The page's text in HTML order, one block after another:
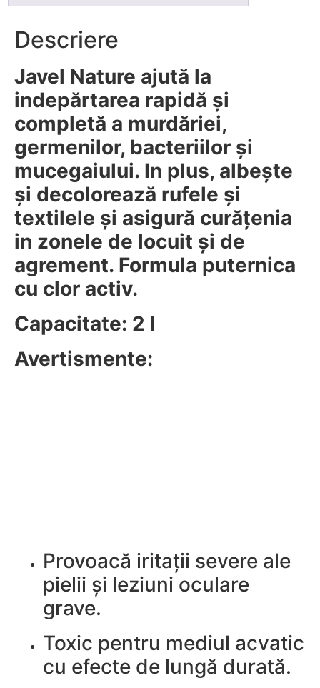
Descriere
Javel Nature ajută la
indepărtarea rapidă și
completă a murdăriei,
germenilor, bacteriilor și
mucegaiului. In plus, albește
și decolorează rufele și
textilele și asigură curățenia
in zonele de locuit și de
agrement. Formula puternica
cu clor activ.
Capacitate: 2 l
Avertismente:
Provoacă iritații severe ale
pielii și leziuni oculare
grave.
Toxic pentru mediul acvatic
cu efecte de lungă durată.